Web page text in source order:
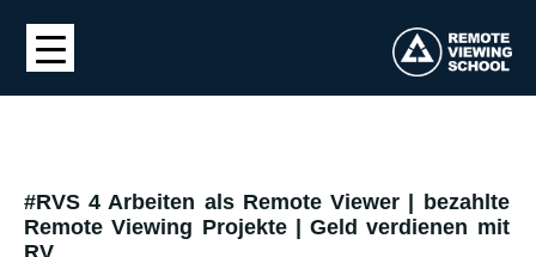
#RVS 4 Arbeiten als Remote Viewer | bezahlte
Remote Viewing Projekte | Geld verdienen mit
RV